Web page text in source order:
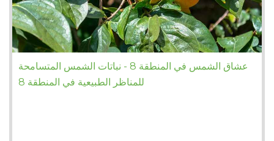
عشاق الشمس في المنطقة 8 - نباتات الشمس المتسامحة
للمناظر الطبيعية في المنطقة 8